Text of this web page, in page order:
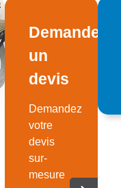
Demandez
un
devis
Demandez
votre
devis
sur-
mesure